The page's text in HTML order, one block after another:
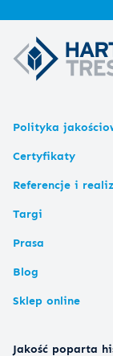
Polityka
Certyfikaty
Referencje i
Targi
Prasa
Blog
Sklep online
Jakość poparta